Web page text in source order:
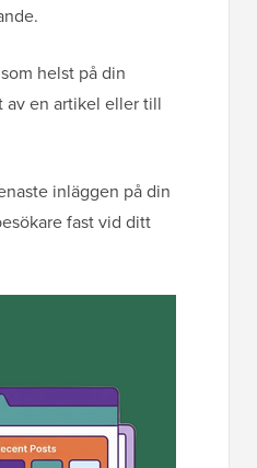
helst på din
av en artikel eller till
inläggen på din
fast vid ditt